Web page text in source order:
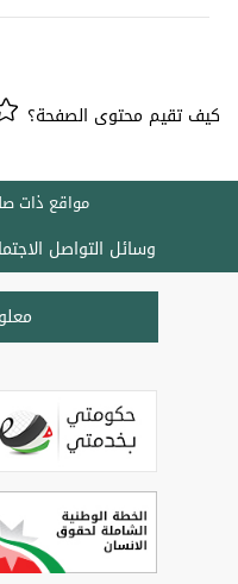
كيف تقيم محتوى الصفحة؟
مواقع ذات
وسائل التواصل